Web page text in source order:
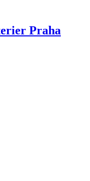
Praha